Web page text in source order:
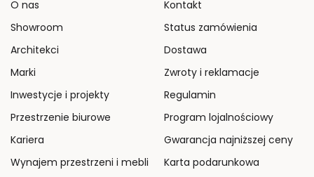
O nas
Showroom
Architekci
Marki
Inwestycje i projekty
Przestrzenie biurowe
Kariera
Wynajem przestrzeni i mebli
Kontakt
Status zamówienia
Dostawa
Zwroty i reklamacje
Regulamin
Program lojalnościowy
Gwarancja najniższej ceny
Karta podarunkowa